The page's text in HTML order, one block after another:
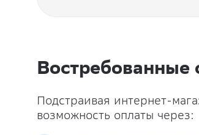
Востребованные
Подстраивая интернет-
возможность оплаты через: